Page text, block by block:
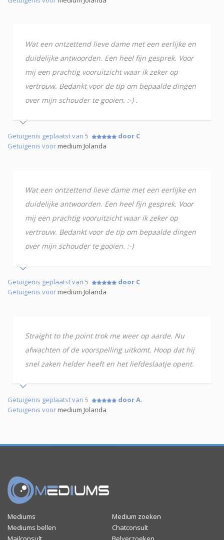
Wat een ontzettend lieve dame met een eerlijke en
duidelijke antwoorden. Een heel fijn gesprek. Voor
mij een prachtig vooruitzicht waar ik zeker op
vertrouw. Bedankt voor de tip om bepaalde dingen
over mijn schouder te gooien. :-) .
Getuigenis geplaatst van 5
door C
Getuigenis voormedium Jolanda
Wat een ontzettend lieve dame met een eerlijke en
duidelijke antwoorden. Een heel fijn gesprek. Voor
mij een prachtig vooruitzicht waar ik zeker op
vertrouw. Bedankt voor de tip om bepaalde dingen
over mijn schouder te gooien. :-)
Getuigenis geplaatst van 5
door C
Getuigenis voormedium Jolanda
Straight to the point trok me weer op aarde. Nu
afwachten of de voorspelling uitkomt. Hoop dat hij
snel zaken helder heeft en het liefdeslaatje opent.
Getuigenis geplaatst van 5
door A.
Getuigenis voormedium Jolanda
Mediums
Medium zoeken
Mediums bellen
Chatconsult